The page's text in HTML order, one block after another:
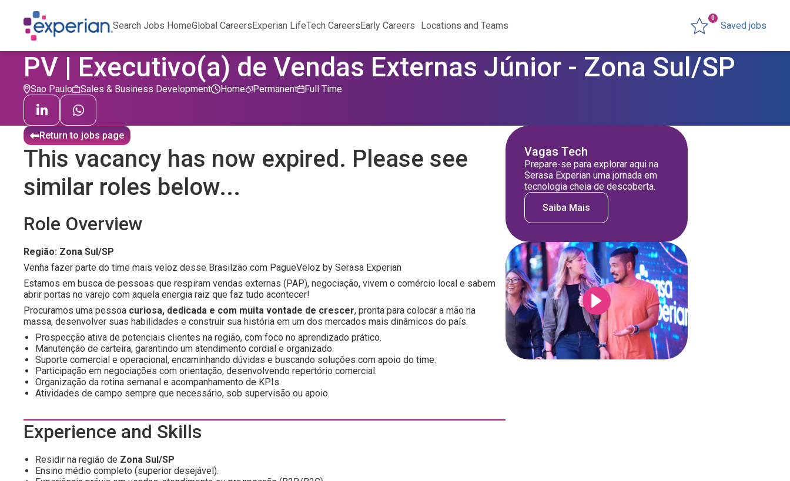
Search Jobs HomeGlobal CareersExperian LifeTech CareersEarly Careers Locations and Teams Saved jobs
0
PV | Executivo(a) de Vendas Externas Júnior - Zona Sul/SP
Sao Paulo Sales & Business Development Permanent
Home Full Time
Return to jobs page
This vacancy has now expired. Please see
similar roles below...
Role Overview
Região: Zona Sul/SP
Venha fazer parte do time mais veloz desse Brasilzão com PagueVeloz by Serasa Experian
Estamos em busca de pessoas que respiram vendas externas (PAP), negociação, vivem o comércio local e sabem
abrir portas no varejo com aquela energia raiz que faz tudo acontecer!
Procuramos uma pessoa curiosa, dedicada e com muita vontade de crescer, pronta para colocar a mão na
massa, desenvolver suas habilidades e construir sua história em um dos mercados mais dinâmicos do país.
Prospecção ativa de potenciais clientes na região, com foco no aprendizado prático.
Manutenção de carteira, garantindo um atendimento cordial e organizado.
Suporte comercial e operacional, encaminhando dúvidas e buscando soluções com apoio do time.
Participação em negociações com orientação, desenvolvendo repertório comercial.
Organização da rotina semanal e acompanhamento de KPIs.
Atividades de campo sempre que necessário, sob supervisão ou apoio.
Experience and Skills
Residir na região de Zona Sul/SP
Ensino médio completo (superior desejável).
Vagas Tech
Prepare-se para explorar aqui na
Serasa Experian uma jornada em
tecnologia cheia de descoberta.
Saiba Mais